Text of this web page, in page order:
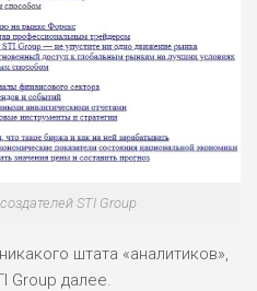
STI Group
штата «аналитиков»,
Group далее.